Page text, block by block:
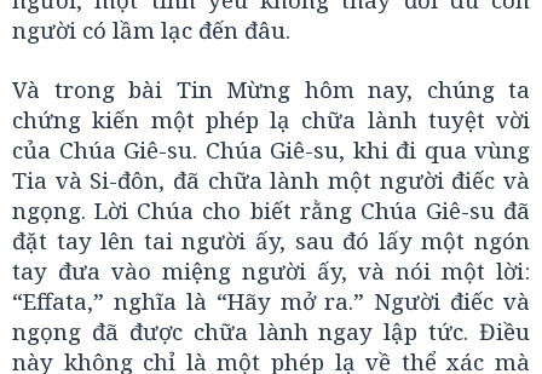
người có lầm lạc đến đâu.
Và trong bài Tin Mừng hôm nay, chúng ta
chứng kiến một phép lạ chữa lành tuyệt vời
của Chúa Giê-su. Chúa Giê-su, khi đi qua vùng
Tia và Si-đôn, đã chữa lành một người điếc và
ngọng. Lời Chúa cho biết rằng Chúa Giê-su đã
đặt tay lên tai người ấy, sau đó lấy một ngón
tay đưa vào miệng người ấy, và nói một lời:
“Effata,” nghĩa là “Hãy mở ra.” Người điếc và
ngọng đã được chữa lành ngay lập tức. Điều
này không chỉ là một phép lạ về thể xác mà